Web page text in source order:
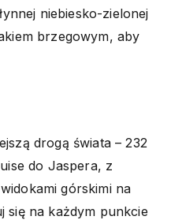
niebiesko-zielonej
brzegowym, aby
drogą świata – 232
do Jaspera, z
górskimi na
się na każdym punkcie